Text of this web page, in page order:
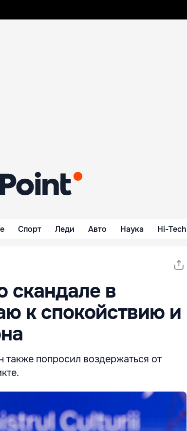
Спорт Леди Авто Наука Hi-Tech
скандале в
к спокойствию и
попросил воздержаться от